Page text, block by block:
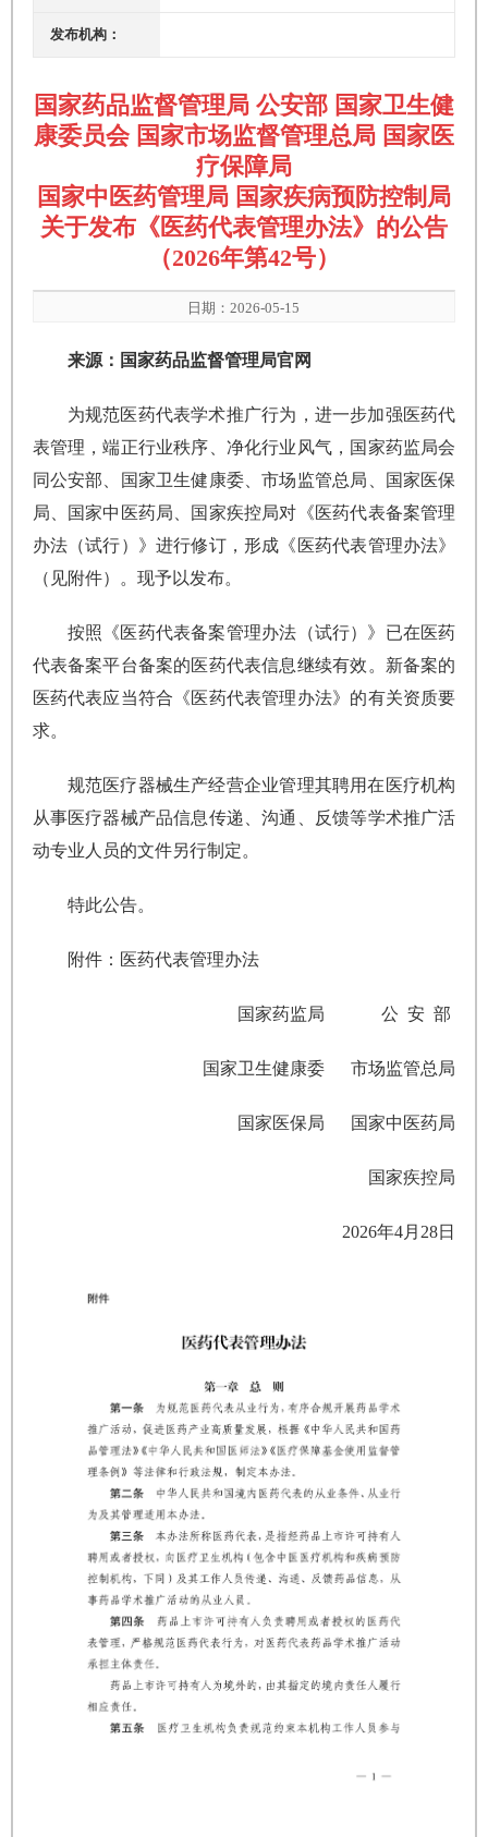
发布机构：
国家药品监督管理局 公安部 国家卫生健
康委员会 国家市场监督管理总局 国家医
疗保障局
国家中医药管理局 国家疾病预防控制局
关于发布《医药代表管理办法》的公告
（2026年第42号）
日期：2026-05-15
来源：国家药品监督管理局官网
为规范医药代表学术推广行为，进一步加强医药代
表管理，端正行业秩序、净化行业风气，国家药监局会
同公安部、国家卫生健康委、市场监管总局、国家医保
局、国家中医药局、国家疾控局对《医药代表备案管理
办法（试行）》进行修订，形成《医药代表管理办法》
（见附件）。现予以发布。
按照《医药代表备案管理办法（试行）》已在医药
代表备案平台备案的医药代表信息继续有效。新备案的
医药代表应当符合《医药代表管理办法》的有关资质要
求。
规范医疗器械生产经营企业管理其聘用在医疗机构
从事医疗器械产品信息传递、沟通、反馈等学术推广活
动专业人员的文件另行制定。
特此公告。
附件：医药代表管理办法
国家药监局 公 安 部
国家卫生健康委 市场监管总局
国家医保局 国家中医药局
国家疾控局
2026年4月28日